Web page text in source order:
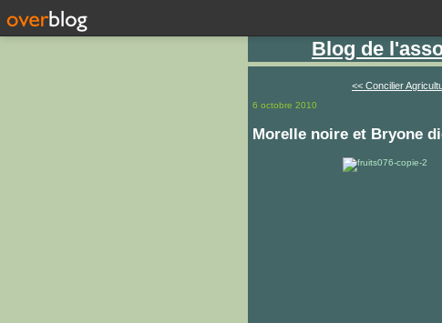
Blog de
<< Concilier
6 octobre 2010
Morelle noire et Bryone